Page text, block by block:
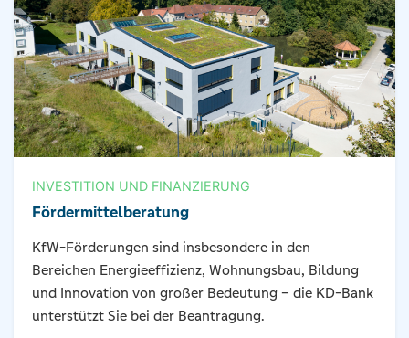
INVESTITION UND FINANZIERUNG
Fördermittel­beratung
KfW-Förderungen sind insbesondere in den
Bereichen Energieeffizienz, Wohnungsbau, Bildung
und Innovation von großer Bedeutung – die KD-Bank
unterstützt Sie bei der Beantragung.